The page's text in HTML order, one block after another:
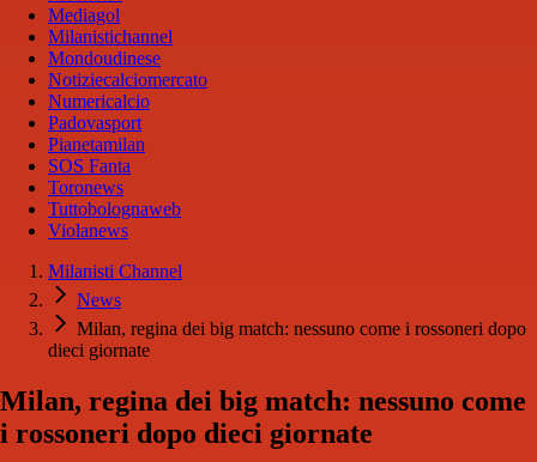
Mediagol
Milanistichannel
Mondoudinese
Notiziecalciomercato
Numericalcio
Padovasport
Pianetamilan
SOS Fanta
Toronews
Tuttobolognaweb
Violanews
Milanisti Channel
News
Milan, regina dei big match: nessuno come i rossoneri dopo
dieci giornate
Milan, regina dei big match: nessuno come
i rossoneri dopo dieci giornate